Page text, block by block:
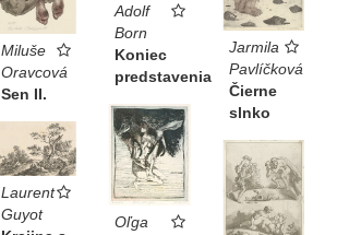
Miluše
Oravcová
Sen II.
Adolf
Born
Koniec
predstavenia
Jarmila
Pavlíčková
Čierne
slnko
Oľga
Laurent
Guyot